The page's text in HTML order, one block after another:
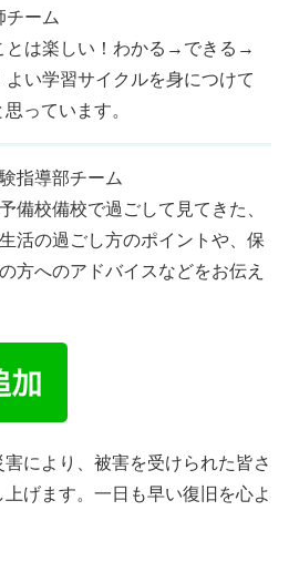
ーム
とは楽しい！わかる→できる→
よい学習サイクルを身につけて
っています。
指導部チーム
備校備校で過ごして見てきた、
活の過ごし方のポイントや、保
方へのアドバイスなどをお伝え
により、被害を受けられた皆さ
げます。一日も早い復旧を心よ